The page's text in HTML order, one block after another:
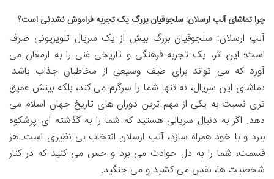
چرا تماشای آلپ ارسلان: سلجوقیان بزرگ یک تجربه فراموش نشدنی است؟
آلپ ارسلان: سلجوقیان بزرگ بیش از یک سریال تلویزیونی صرف
است؛ این اثر، یک تجربه فرهنگی و تاریخی غنی را به ارمغان می
آورد که می تواند برای طیف وسیعی از مخاطبان جذاب باشد.
تماشای این سریال، نه تنها شما را سرگرم می کند، بلکه بینش عمیق
تری نسبت به یکی از مهم ترین دوران های تاریخ جهان اسلام می
دهد. اگر به دنبال سریالی هستید که شما را به گذشته ای پرشکوه
ببرد و با خود همراه سازد، آلپ ارسلان انتخاب بی نظیری است. هر
قسمت، شما را به دل حوادث می برد و حس می کنید که در کنار
شخصیت ها، نفس می کشید و می جنگید.